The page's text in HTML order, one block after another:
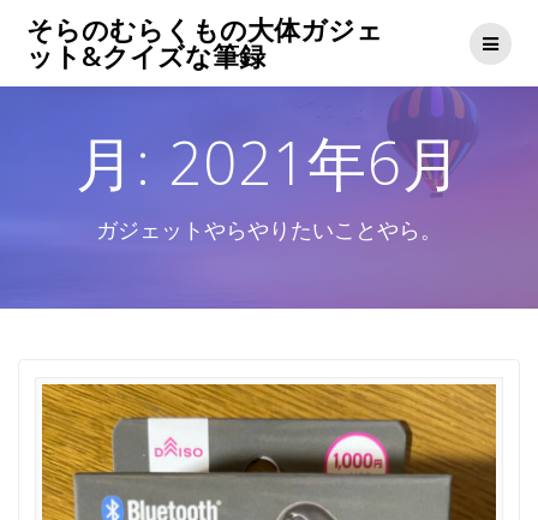
コ
ン
ン
プ
そらのむらくもの大体ガジェ
ット&クイズな筆録
月: 2021年6月
ガジェットやらやりたいことやら。